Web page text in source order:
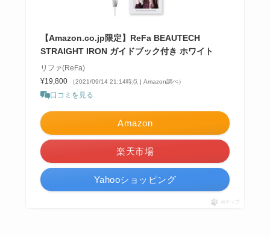
【Amazon.co.jp限定】ReFa BEAUTECH
STRAIGHT IRON ガイドブック付き ホワイト
リファ(ReFa)
¥19,800
（2021/09/14 21:14時点 | Amazon調べ）
口コミを見る
Amazon
楽天市場
Yahooショッピング
ポチップ